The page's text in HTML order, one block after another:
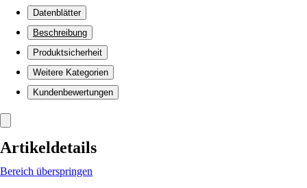
Datenblätter
Beschreibung
Produktsicherheit
Weitere Kategorien
Kundenbewertungen
Artikeldetails
Bereich überspringen